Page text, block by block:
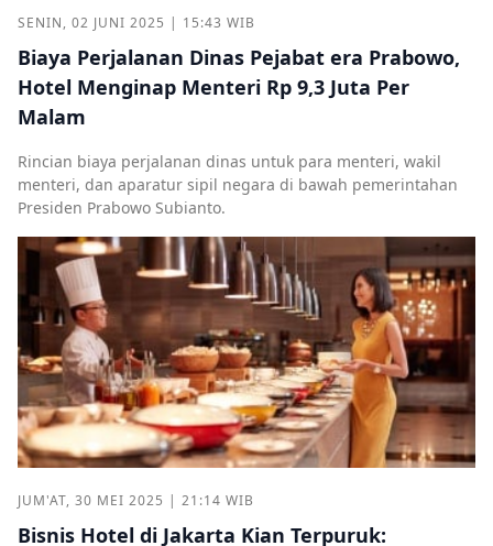
SENIN, 02 JUNI 2025 | 15:43 WIB
Biaya Perjalanan Dinas Pejabat era Prabowo,
Hotel Menginap Menteri Rp 9,3 Juta Per
Malam
Rincian biaya perjalanan dinas untuk para menteri, wakil
menteri, dan aparatur sipil negara di bawah pemerintahan
Presiden Prabowo Subianto.
JUM'AT, 30 MEI 2025 | 21:14 WIB
Bisnis Hotel di Jakarta Kian Terpuruk: